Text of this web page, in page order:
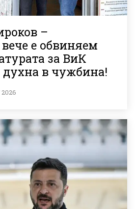
–
е обвиняем
за ВиК
духна в чужбина!